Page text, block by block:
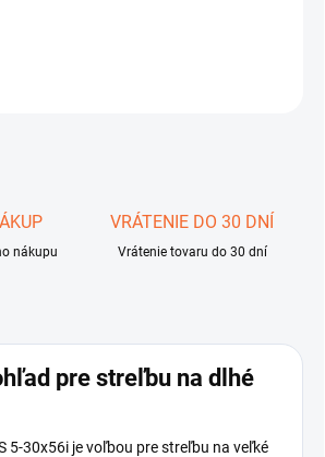
nákupu
VRÁTENIE DO 30 DNÍ
Vrátenie tovaru do 30 dní
pre streľbu na dlhé
5-30x56i je voľbou pre streľbu na veľké